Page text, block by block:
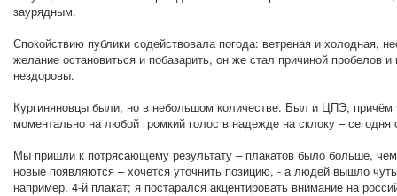
заурядным.
Спокойствию публики содействовала погода: ветреная и холодная,
желание остановиться и побазарить, он же стал причиной пробелов
нездоровы.
Кургиняновцы были, но в небольшом количестве. Был и ЦПЭ, причём
моментально на любой громкий голос в надежде на склоку –
Мы пришли к потрясающему результату – плакатов было больше,
новые появляются – хочется уточнить позицию, - а людей вышло
например, 4-й плакат; я постарался акцентировать внимание на